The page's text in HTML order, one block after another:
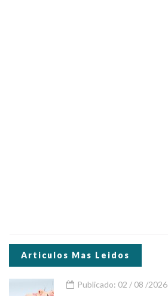
Articulos Mas Leidos
Publicado: 02 / 08 /2026